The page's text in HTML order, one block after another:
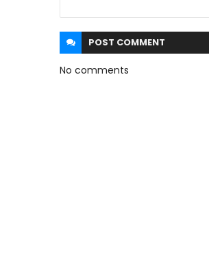
POST COMMENT
No comments